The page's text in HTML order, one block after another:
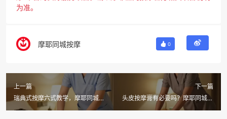
为准。
摩耶同城按摩 0
上一篇
瑞典式按摩六式教学，摩耶同城上
门推拿30分钟到你家
下一篇
头皮按摩膏有必要吗？摩耶同城按
摩上门按摩技师亲测科普